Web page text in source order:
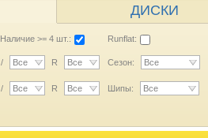
ДИСКИ
Наличие >= 4 шт.: Runflat:
/ Все R Все Сезон: Все
/ Все R Все Шипы: Все